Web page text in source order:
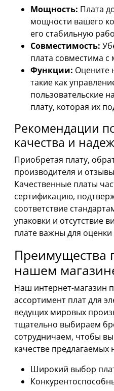
Мощность: Плата
мощности вашего
его стабильную
Совместимость:
плата совместима
Функции: Оцените
такие как
пользовательские
плату, которая их
Рекомендации
качества и
Приобретая плату,
производителя и
Качественные платы
сертификацию,
соответствие
упаковки и отсутствие
плате важны для
Преимущества
нашем
Наш интернет-магазин
ассортимент плат для
ведущих мировых
тщательно выбираем
сотрудничаем, чтобы
качестве предлагаемых
Широкий выбор